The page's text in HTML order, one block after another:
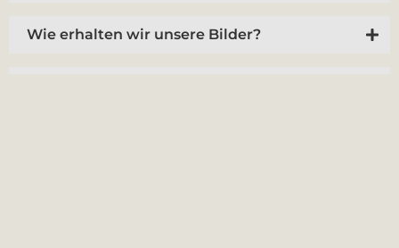
Wie erhalten wir unsere Bilder?